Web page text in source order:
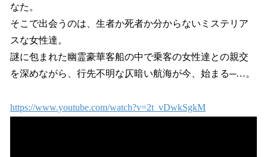
なた。
そこで出会うのは、生者か死者か分からないミステリア
スな女性達。
謎に包まれた幽霊豪華客船の中で乗客の女性達との親交
を深めながら、行先不明な仄暗い航海が今、始まる─…。
https://www.youtube.com/watch?v=2t_vDwkSgkM